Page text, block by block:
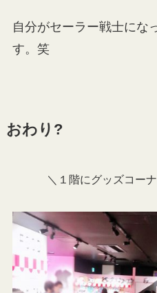
自分がセーラー戦士にな
す。笑
おわり?
＼１階にグッズコー